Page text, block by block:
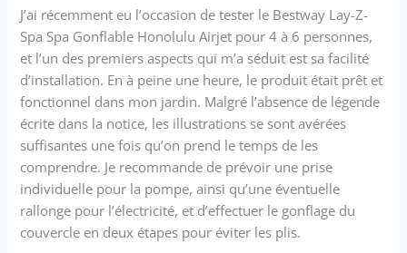
J’ai récemment eu l’occasion de tester le Bestway Lay-Z-
Spa Spa Gonflable Honolulu Airjet pour 4 à 6 personnes,
et l’un des premiers aspects qui m’a séduit est sa facilité
d’installation. En à peine une heure, le produit était prêt et
fonctionnel dans mon jardin. Malgré l’absence de légende
écrite dans la notice, les illustrations se sont avérées
suffisantes une fois qu’on prend le temps de les
comprendre. Je recommande de prévoir une prise
individuelle pour la pompe, ainsi qu’une éventuelle
rallonge pour l’électricité, et d’effectuer le gonflage du
couvercle en deux étapes pour éviter les plis.